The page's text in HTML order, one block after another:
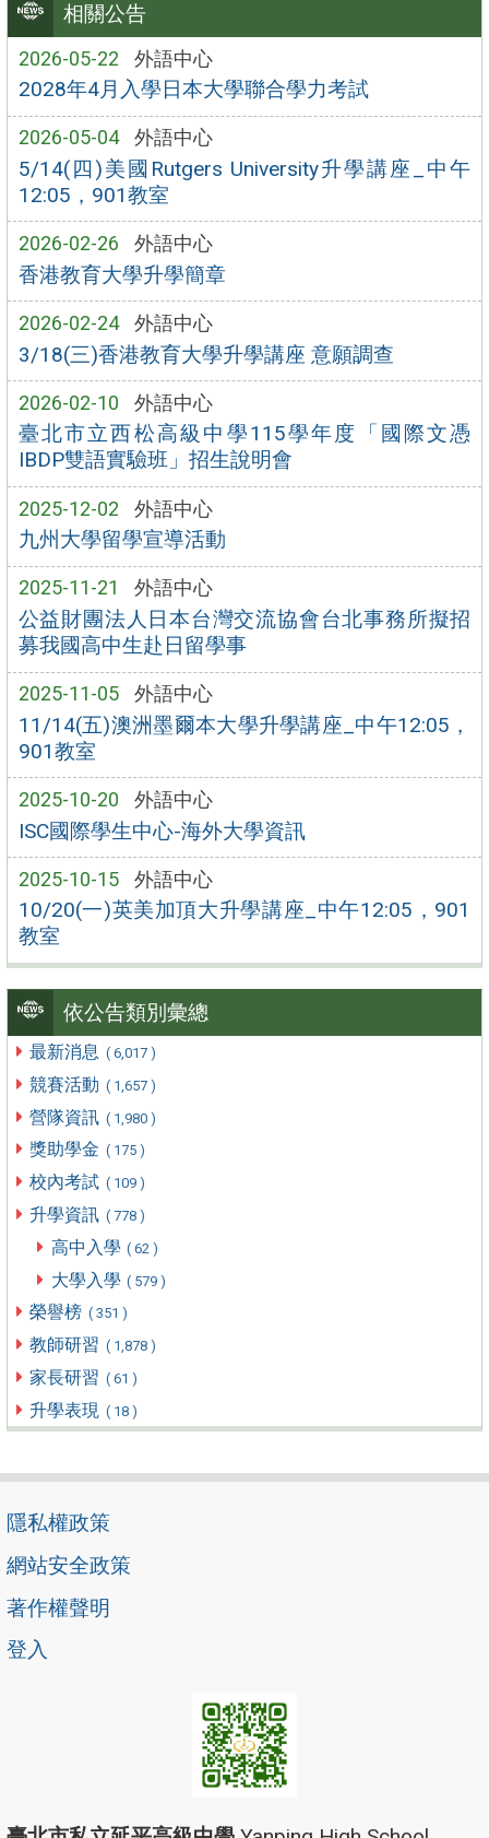
相關公告
2026-05-22 外語中心
2028年4月入學日本大學聯合學力考試
2026-05-04 外語中心
5/14(四)美國Rutgers University升學講座_中午
12:05，901教室
2026-02-26 外語中心
香港教育大學升學簡章
2026-02-24 外語中心
3/18(三)香港教育大學升學講座 意願調查
2026-02-10 外語中心
臺北市立西松高級中學115學年度「國際文憑
IBDP雙語實驗班」招生說明會
2025-12-02 外語中心
九州大學留學宣導活動
2025-11-21 外語中心
公益財團法人日本台灣交流協會台北事務所擬招
募我國高中生赴日留學事
2025-11-05 外語中心
11/14(五)澳洲墨爾本大學升學講座_中午12:05，
901教室
2025-10-20 外語中心
ISC國際學生中心-海外大學資訊
2025-10-15 外語中心
10/20(一)英美加頂大升學講座_中午12:05，901
教室
依公告類別彙總
最新消息 ( 6,017 )
競賽活動 ( 1,657 )
營隊資訊 ( 1,980 )
獎助學金 ( 175 )
校內考試 ( 109 )
升學資訊 ( 778 )
高中入學 ( 62 )
大學入學 ( 579 )
榮譽榜 ( 351 )
教師研習 ( 1,878 )
家長研習 ( 61 )
升學表現 ( 18 )
隱私權政策
網站安全政策
著作權聲明
登入